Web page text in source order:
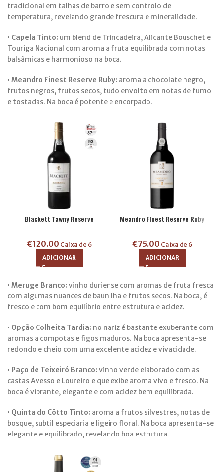
tradicional em talhas de barro e sem controlo de
temperatura, revelando grande frescura e mineralidade.
• Capela Tinto: um blend de Trincadeira, Alicante Bouschet e
Touriga Nacional com aroma a fruta equilibrada com notas
balsâmicas e harmonioso na boca.
• Meandro Finest Reserve Ruby: aroma a chocolate negro,
frutos negros, frutos secos, tudo envolto em notas de fumo
e tostadas. Na boca é potente e encorpado.
Blackett Tawny Reserve
€120.00 Caixa de 6
ADICIONAR
Meandro Finest Reserve Ruby
€75.00 Caixa de 6
ADICIONAR
• Meruge Branco: vinho duriense com aromas de fruta fresca
com algumas nuances de baunilha e frutos secos. Na boca, é
fresco e com bom equilíbrio entre estrutura e acidez.
• Opção Colheita Tardia: no nariz é bastante exuberante com
aromas a compotas e figos maduros. Na boca apresenta-se
redondo e cheio com uma excelente acidez e vivacidade.
• Paço de Teixeiró Branco: vinho verde elaborado com as
castas Avesso e Loureiro e que exibe aroma vivo e fresco. Na
boca é vibrante, elegante e com acidez bem equilibrada.
• Quinta do Côtto Tinto: aroma a frutos silvestres, notas de
bosque, subtil especiaria e ligeiro floral. Na boca apresenta-se
elegante e equilibrado, revelando boa estrutura.